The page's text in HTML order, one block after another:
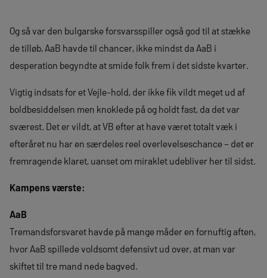
Og så var den bulgarske forsvarsspiller også god til at stække
de tilløb, AaB havde til chancer, ikke mindst da AaB i
desperation begyndte at smide folk frem i det sidste kvarter.
Vigtig indsats for et Vejle-hold, der ikke fik vildt meget ud af
boldbesiddelsen men knoklede på og holdt fast, da det var
sværest. Det er vildt, at VB efter at have været totalt væk i
efteråret nu har en særdeles reel overlevelseschance – det er
fremragende klaret, uanset om miraklet udebliver her til sidst.
Kampens værste:
AaB
Tremandsforsvaret havde på mange måder en fornuftig aften,
hvor AaB spillede voldsomt defensivt ud over, at man var
skiftet til tre mand nede bagved.